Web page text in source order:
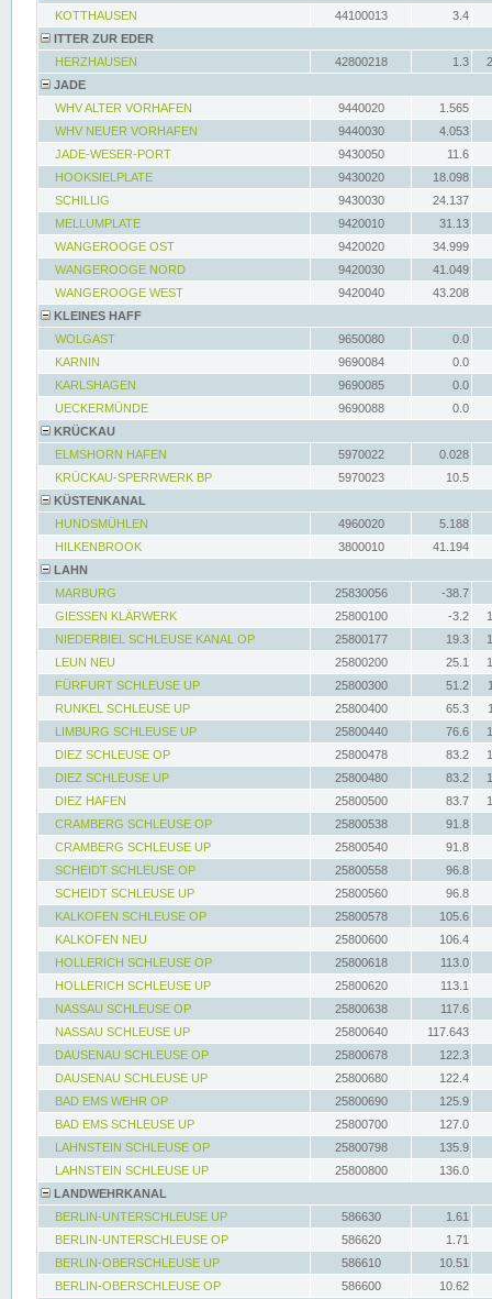
KOTTHAUSEN
44100013
3.4
ITTER ZUR EDER
HERZHAUSEN
42800218 1.3
JADE
WHV ALTER VORHAFEN
9440020
1.565
WHV NEUER VORHAFEN
9440030
4.053
JADE-WESER-PORT
9430050
11.6
HOOKSIELPLATE
9430020
18.098
SCHILLIG
9430030
24.137
MELLUMPLATE
9420010
31.13
WANGEROOGE OST
9420020
34.999
WANGEROOGE NORD
9420030
41.049
WANGEROOGE WEST
9420040
43.208
KLEINES HAFF
WOLGAST
9650080
0.0
KARNIN
9690084
0.0
KARLSHAGEN
9690085
0.0
UECKERMÜNDE
9690088
0.0
KRÜCKAU
ELMSHORN HAFEN
5970022
0.028
KRÜCKAU-SPERRWERK BP
5970023
10.5
KÜSTENKANAL
HUNDSMÜHLEN
4960020
5.188
HILKENBROOK
3800010
41.194
LAHN
MARBURG
25830056
-38.7
GIESSEN KLÄRWERK
25800100 -3.2
NIEDERBIEL SCHLEUSE KANAL OP
25800177 19.3
LEUN NEU
25800200 25.1
FÜRFURT SCHLEUSE UP
25800300 51.2
RUNKEL SCHLEUSE UP
25800400 65.3
LIMBURG SCHLEUSE UP
25800440 76.6
DIEZ SCHLEUSE OP
25800478 83.2
DIEZ SCHLEUSE UP
25800480 83.2
DIEZ HAFEN
25800500 83.7
CRAMBERG SCHLEUSE OP
25800538
91.8
CRAMBERG SCHLEUSE UP
25800540
91.8
SCHEIDT SCHLEUSE OP
25800558
96.8
SCHEIDT SCHLEUSE UP
25800560
96.8
KALKOFEN SCHLEUSE OP
25800578
105.6
KALKOFEN NEU
25800600
106.4
HOLLERICH SCHLEUSE OP
25800618
113.0
HOLLERICH SCHLEUSE UP
25800620
113.1
NASSAU SCHLEUSE OP
25800638
117.6
NASSAU SCHLEUSE UP
25800640
117.643
DAUSENAU SCHLEUSE OP
25800678
122.3
DAUSENAU SCHLEUSE UP
25800680
122.4
BAD EMS WEHR OP
25800690
125.9
BAD EMS SCHLEUSE UP
25800700
127.0
LAHNSTEIN SCHLEUSE OP
25800798
135.9
LAHNSTEIN SCHLEUSE UP
25800800
136.0
LANDWEHRKANAL
BERLIN-UNTERSCHLEUSE UP
586630
1.61
BERLIN-UNTERSCHLEUSE OP
586620
1.71
BERLIN-OBERSCHLEUSE UP
586610
10.51
BERLIN-OBERSCHLEUSE OP
586600
10.62